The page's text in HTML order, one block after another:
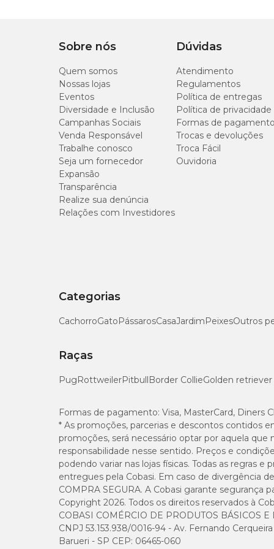
Sobre nós
Quem somos
Nossas lojas
Eventos
Diversidade e Inclusão
Campanhas Sociais
Venda Responsável
Trabalhe conosco
Seja um fornecedor
Expansão
Transparência
Realize sua denúncia
Relações com Investidores
Dúvidas
Atendimento
Regulamentos
Política de entregas
Política de privacidade
Formas de pagamento
Trocas e devoluções
Troca Fácil
Ouvidoria
Categorias
CachorroGatoPássarosCasaJardimPeixesOutros
Raças
PugRottweilerPitbullBorder CollieGolden retriever
Formas de pagamento: Visa, MasterCard, Diners
* As promoções, parcerias e descontos contidos
promoções, será necessário optar por aquela
responsabilidade nesse sentido. Preços e
podendo variar nas lojas físicas. Todas as regras
entregues pela Cobasi. Em caso de divergência
COMPRA SEGURA. A Cobasi garante segurança
Copyright 2026. Todos os direitos reservados à
COBASI COMÉRCIO DE PRODUTOS BÁSICOS E
CNPJ 53.153.938/0016-94 - Av. Fernando
Barueri - SP CEP: 06465-060